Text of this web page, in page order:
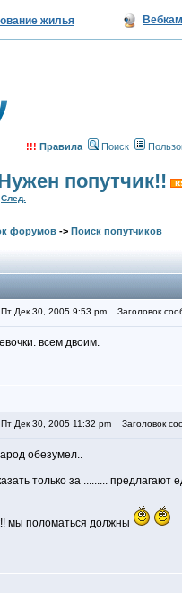
жилья
!!! Правила Поиск
попутчик!!
След.
форумов -> Поиск попутчиков
Дек 30, 2005 9:53 pm Заголовок
всем двоим.
Дек 30, 2005 11:32 pm Заголовок
обезумел..
только за .........
мы поломаться должны